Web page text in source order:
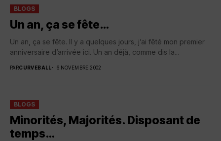
BLOGS
Un an, ça se fête…
Un an, ça se fête. Il y a quelques jours, j’ai fêté mon premier
anniversaire d’arrivée ici. Un an déjà, comme dis la...
PARCURVEBALL 6 NOVEMBRE 2002
BLOGS
Minorités, Majorités. Disposant de
temps…